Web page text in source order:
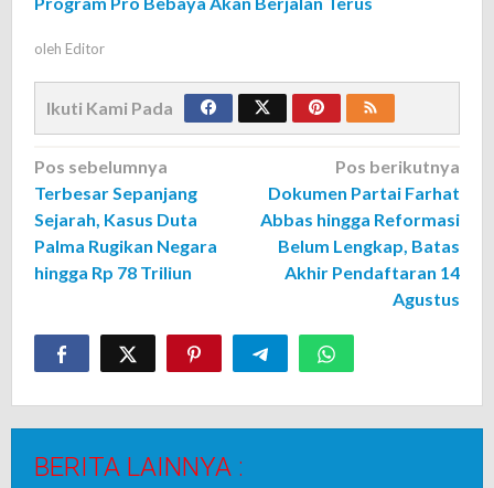
oleh Editor
Ikuti Kami Pada
Navigasi
pos
Pos sebelumnya
Terbesar Sepanjang
Sejarah, Kasus Duta
Palma Rugikan Negara
hingga Rp 78 Triliun
Pos berikutnya
Dokumen Partai Farhat
Abbas hingga Reformasi
Belum Lengkap, Batas
Akhir Pendaftaran 14
Agustus
BERITA LAINNYA :